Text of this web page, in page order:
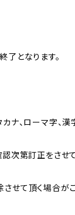
了となります。
ナ、ローマ字、
次第訂正をさせ
せて頂く場合が